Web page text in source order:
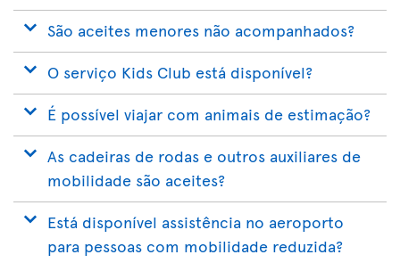
São aceites menores não acompanhados?
O serviço Kids Club está disponível?
É possível viajar com animais de estimação?
As cadeiras de rodas e outros auxiliares de
mobilidade são aceites?
Está disponível assistência no aeroporto
para pessoas com mobilidade reduzida?